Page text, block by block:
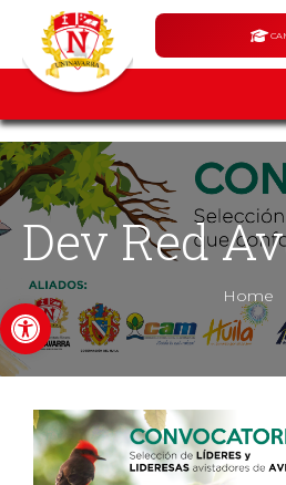
Abrir barra de
Dev Red
Home